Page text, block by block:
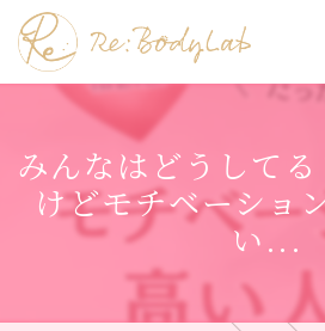
みんなはどうして
けどモチベーショ
い...